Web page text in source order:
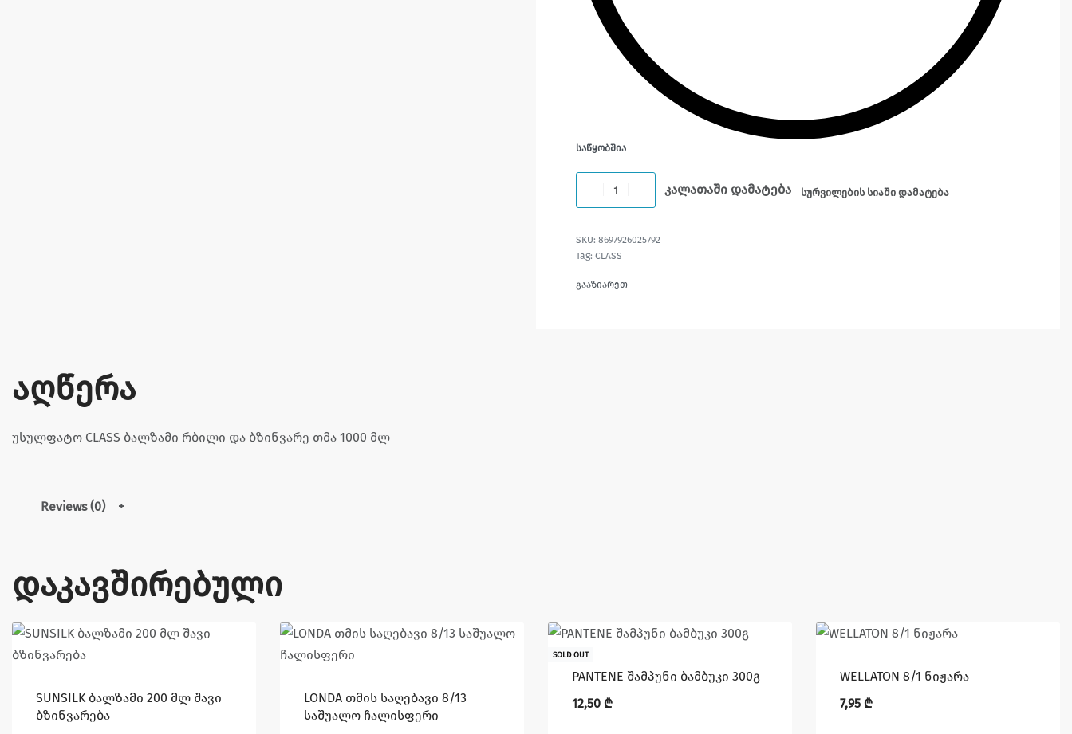
ᲡᲐᲬᲧᲝᲑᲨᲘᲐ
კალათაში დამატება სურვილების სიაში დამატება
8697926025792
Tag: CLASS
გააზიარეთ
აღწერა
უსულფატო CLASS ბალზამი რბილი და ბზინვარე თმა 1000 მლ
Reviews (0)
დაკავშირებული
SUNSILK ბალზამი 200 მლ შავი
ბზინვარება
LONDA თმის საღებავი 8/13
საშუალო ჩალისფერი
SOLD OUT
PANTENE შამპუნი ბამბუკი 300გ
12,50 ₾
WELLATON 8/1 ნიჟარა
7,95 ₾